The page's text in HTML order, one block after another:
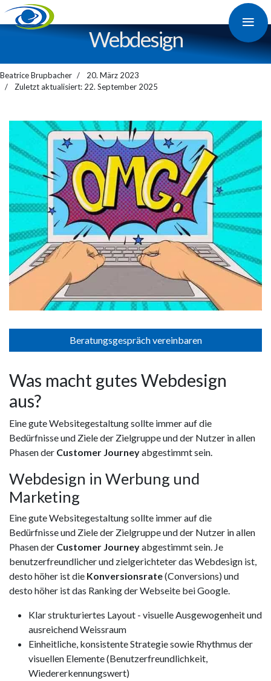
Web­design
Beatrice Brupbacher
20. März 2023
Zuletzt aktualisiert: 22. September 2025
Beratungsgespräch vereinbaren
Was macht gutes Webdesign
aus?
Eine gute Websitegestaltung sollte immer auf die
Bedürfnisse und Ziele der Zielgruppe und der Nutzer in allen
Phasen der Customer Journeyabgestimmt sein.
Webdesign in Werbung und
Marketing
Eine gute Websitegestaltung sollte immer auf die
Bedürfnisse und Ziele der Zielgruppe und der Nutzer in allen
Phasen der Customer Journeyabgestimmt sein. Je
benutzerfreundlicher und zielgerichteter das Webdesign ist,
desto höher ist die Konversionsrate(Conversions) und
desto höher ist das Ranking der Webseite bei Google.
Klar strukturiertes Layout - visuelle Ausgewogenheit und
ausreichend Weissraum
Einheitliche, konsistente Strategie sowie Rhythmus der
visuellen Elemente (Benutzerfreundlichkeit,
Wiedererkennungswert)
≡